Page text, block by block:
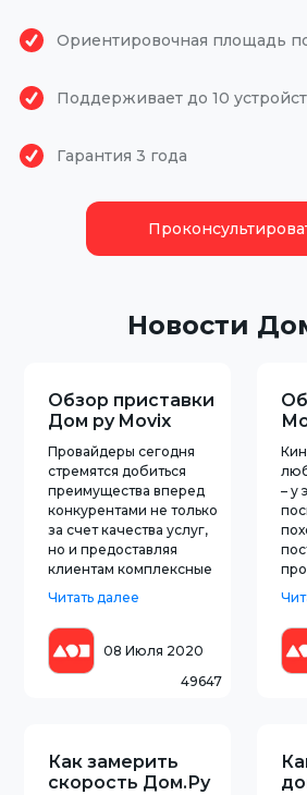
Ориентировочная площадь
Поддерживает до 10
Гарантия 3 года
Новости
Обзор приставки
Дом ру Movix
Провайдеры сегодня
стремятся добиться
преимущества вперед
конкурентами не только
за счет качества услуг,
но и предоставляя
клиентам комплексные
варианты
обслуживания.ЭР-
Телеком (боенд Дом.ру)
предлагает абонентам
цифрового телевидения
Читать далее
08 Июля 2020
49647
– у
Как замерить
скорость Дом.Ру